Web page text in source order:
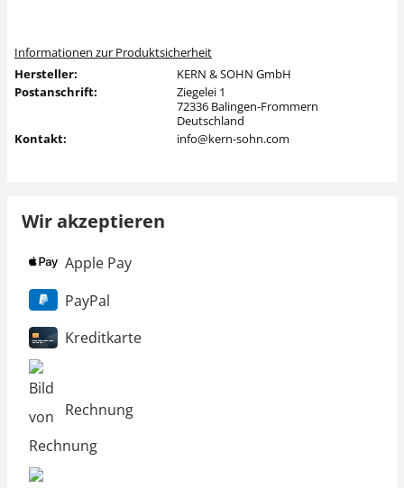
Informationen zur Produktsicherheit
Hersteller:
KERN & SOHN GmbH
Postanschrift:
Ziegelei 1
72336 Balingen-Frommern
Deutschland
Kontakt:
info@kern-sohn.com
Wir akzeptieren
Apple Pay
PayPal
Kreditkarte
Rechnung